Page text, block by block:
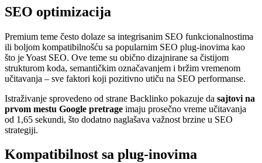
SEO optimizacija
Premium teme često dolaze sa integrisanim SEO funkcionalnostima
ili boljom kompatibilnošću sa popularnim SEO plug-inovima kao
što je Yoast SEO. Ove teme su obično dizajnirane sa čistijom
strukturom koda, semantičkim označavanjem i bržim vremenom
učitavanja – sve faktori koji pozitivno utiču na SEO performanse.
Istraživanje sprovedeno od strane Backlinko pokazuje da sajtovi na
prvom mestu Google pretrage imaju prosečno vreme učitavanja
od 1,65 sekundi, što dodatno naglašava važnost brzine u SEO
strategiji.
Kompatibilnost sa plug-inovima